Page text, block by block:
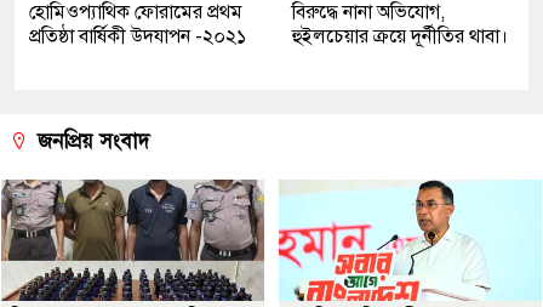
হোমিওপ্যাথিক ফোরামের প্রথম
প্রতিষ্ঠা বার্ষিকী উদযাপন -২০২১
বিরুদ্ধে নানা অভিযোগ,
হুইলচেয়ার ক্রয়ে দূর্নীতির থাবা।
জনপ্রিয় সংবাদ